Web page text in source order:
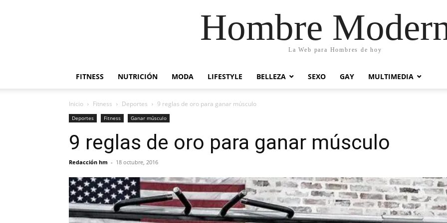
Hombre
La Web para Hombres de hoy
FITNESS NUTRICIÓN MODA LIFESTYLE BELLEZA SEXO GAY MULTIMEDIA
Inicio Fitness Deportes 9 reglas de oro para ganar músculo
Deportes Fitness Ganar músculo
9 reglas de oro para ganar músculo
Redacción hm - 18 octubre, 2016